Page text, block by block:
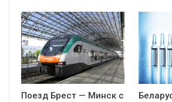
Поезд Брест — Минск с